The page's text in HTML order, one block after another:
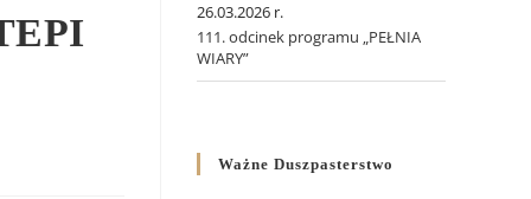
26.03.2026 r.
111. odcinek programu „PEŁNIA
WIARY”
Ważne Duszpasterstwo